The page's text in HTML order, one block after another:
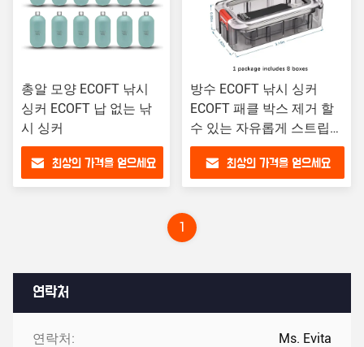
연락처
연락처: Ms. Evita
총알 모양 ECOFT 낚시
싱커 ECOFT 납 없는 낚
시 싱커
최상의 가격을 얻으세요
방수 ECOFT 낚시 싱커
ECOFT 패클 박스 제거 할
수 있는 자유롭게 스트립
밀봉 빛나는
최상의 가격을 얻으세요
1